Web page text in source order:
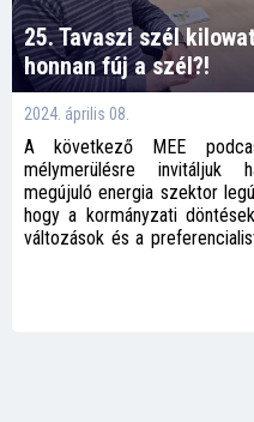
25. Tavaszi szél
honnan fúj a szél?!
2024. április 08.
A következő MEE
mélymerülésre invitáljuk
megújuló energia szektor
hogy a kormányzati
változások és a